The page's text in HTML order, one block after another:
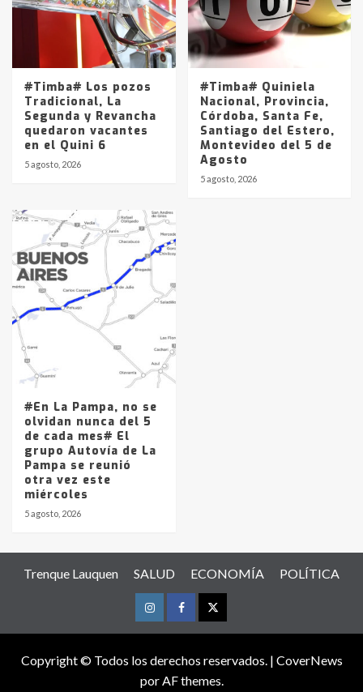
#Timba# Los pozos
Tradicional, La
Segunda y Revancha
quedaron vacantes
en el Quini 6
5 agosto, 2026
#Timba# Quiniela
Nacional, Provincia,
Córdoba, Santa Fe,
Santiago del Estero,
Montevideo del 5 de
Agosto
5 agosto, 2026
#En La Pampa, no se
olvidan nunca del 5
de cada mes# El
grupo Autovía de La
Pampa se reunió
otra vez este
miércoles
5 agosto, 2026
Trenque Lauquen SALUD ECONOMÍA POLÍTICA
InstagramFacebookTwitter
Copyright © Todos los derechos reservados. | CoverNews
por AF themes.